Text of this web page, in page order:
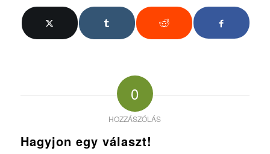
0
HOZZÁSZÓLÁS
Hagyjon egy választ!